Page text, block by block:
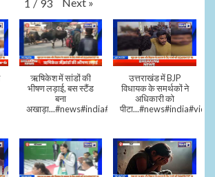
1 / 93
ऋषिकेश में सांडों की
भीषण लड़ाई, बस स्टैंड
बना
अखाड़ा...#news#india#video#viral
उत्तराखंड में BJP
विधायक के समर्थकों ने
अधिकारी को